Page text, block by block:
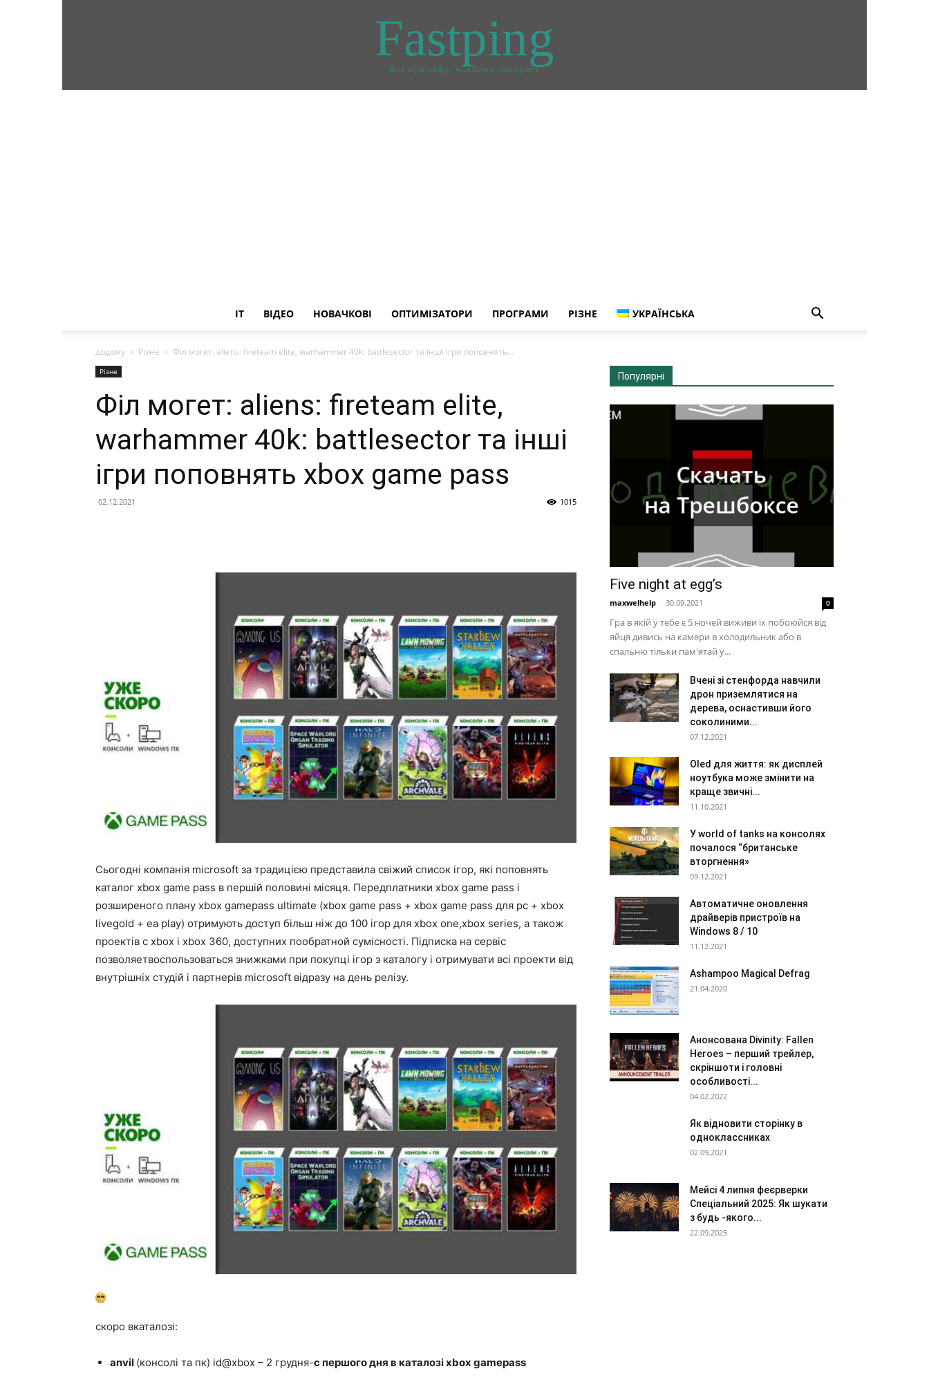
Fastping
Все про софт, windows, інтернет
IT ВІДЕО НОВАЧКОВІ ОПТИМІЗАТОРИ ПРОГРАМИ РІЗНЕ УКРАЇНСЬКА
додому Різне Філ могет: aliens: fireteam elite, warhammer 40k: battlesector та інші ігри поповнять...
Різне
Філ могет: aliens: fireteam elite,
warhammer 40k: battlesector та інші
ігри поповнять xbox game pass
02.12.2021 1015
Сьогодні компанія microsoft за традицією представила свіжий список ігор, які поповнять
каталог xbox game pass в першій половині місяця. Передплатники xbox game pass і
розширеного плану xbox gamepass ultimate (xbox game pass + xbox game pass для pc + xbox
livegold + ea play) отримують доступ більш ніж до 100 ігор для xbox one,xbox series, а також
проектів c xbox і xbox 360, доступних пообратной сумісності. Підписка на сервіс
позволяетвоспользоваться знижками при покупці ігор з каталогу і отримувати всі проекти від
внутрішніх студій і партнерів microsoft відразу на день релізу.
скоро вкаталозі:
anvil (консолі та пк) id@xbox – 2 грудня-c першого дня в каталозі xbox gamepass
Популярні
Five night at egg’s
maxwelhelp - 30.09.2021 0
Гра в якій у тебе є 5 ночей виживи їх побоюйся від
яйця дивись на камери в холодильник або в
спальню тільки пам'ятай у...
Вчені зі стенфорда навчили
дрон приземлятися на
дерева, оснастивши його
соколиними...
07.12.2021
Oled для життя: як дисплей
ноутбука може змінити на
краще звичні...
11.10.2021
У world of tanks на консолях
почалося “британське
вторгнення»
09.12.2021
Автоматичне оновлення
драйверів пристроїв на
Windows 8 / 10
11.12.2021
Ashampoo Magical Defrag
21.04.2020
Анонсована Divinity: Fallen
Heroes – перший трейлер,
скріншоти і головні
особливості...
04.02.2022
Як відновити сторінку в
одноклассниках
02.09.2021
Мейсі 4 липня феєрверки
Спеціальний 2025: Як шукати
з будь -якого...
22.09.2025